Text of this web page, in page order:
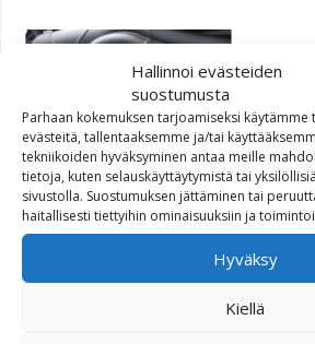
Hallinnoi evästeiden
suostumusta
Parhaan kokemuksen tarjoamiseksi
evästeitä, tallentaaksemme ja/tai
tekniikoiden hyväksyminen antaa meille
tietoja, kuten selauskäyttäytymistä tai
sivustolla. Suostumuksen jättäminen tai
haitallisesti tiettyihin ominaisuuksiin ja
Hyväksy
Kiellä
Frame Slider -sarja,
Triumph Speed Triple